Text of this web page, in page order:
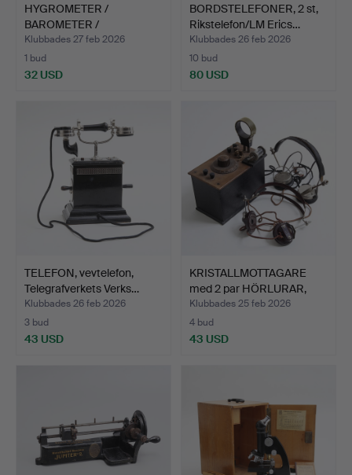
HYGROMETER /
BAROMETER /
THERMOMETER, 6 st…
Klubbades 27 feb 2026
1 bud
32 USD
BORDSTELEFONER, 2 st,
Rikstelefon/LM Erics…
Klubbades 26 feb 2026
10 bud
80 USD
TELEFON, vevtelefon,
Telegrafverkets Verks…
Klubbades 26 feb 2026
3 bud
43 USD
KRISTALLMOTTAGARE
med 2 par HÖRLURAR,
1920…
Klubbades 25 feb 2026
4 bud
43 USD